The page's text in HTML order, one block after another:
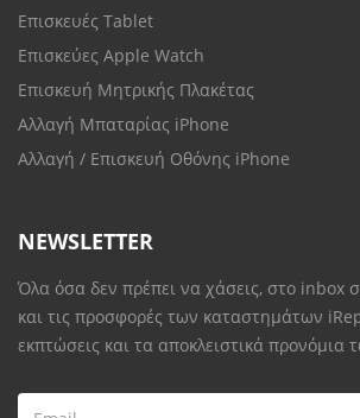
Επισκευές Tablet
Επισκεύες Apple Watch
Επισκευή Μητρικής Πλακέτας
Αλλαγή Μπαταρίας iPhone
Αλλαγή / Επισκευή Οθόνης iPhone
NEWSLETTER
Όλα όσα δεν πρέπει να χάσεις, στο inbox
και τις προσφορές των καταστημάτων
εκπτώσεις και τα αποκλειστικά προνόμια